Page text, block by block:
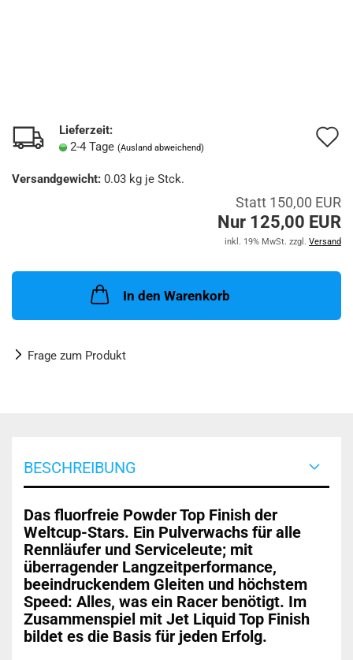
Lieferzeit:
2-4 Tage (Ausland abweichend)
Versandgewicht: 0.03 kg je Stck.
Statt 150,00 EUR
Nur 125,00 EUR
inkl. 19% MwSt. zzgl. Versand
In den Warenkorb
Frage zum Produkt
BESCHREIBUNG
Das fluorfreie Powder Top Finish der
Weltcup-Stars. Ein Pulverwachs für alle
Rennläufer und Serviceleute; mit
überragender Langzeitperformance,
beeindruckendem Gleiten und höchstem
Speed: Alles, was ein Racer benötigt. Im
Zusammenspiel mit Jet Liquid Top Finish
bildet es die Basis für jeden Erfolg.